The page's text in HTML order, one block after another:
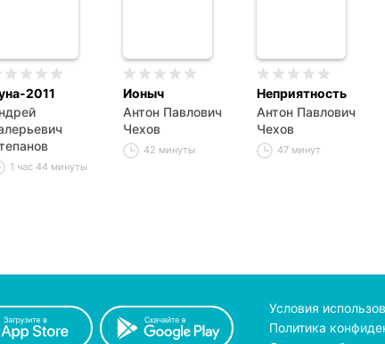
2011
1 час 44 минуты
Ионыч
Антон Павлович
Чехов
42 минуты
Неприятность
Антон Павлович
Чехов
47 минут
Условия
Политика